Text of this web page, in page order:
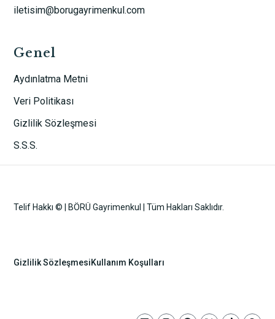
iletisim@borugayrimenkul.com
Genel
Aydınlatma Metni
Veri Politikası
Gizlilik Sözleşmesi
S.S.S.
Telif Hakkı © | BÖRÜ Gayrimenkul | Tüm Hakları Saklıdır.
Gizlilik SözleşmesiKullanım Koşulları